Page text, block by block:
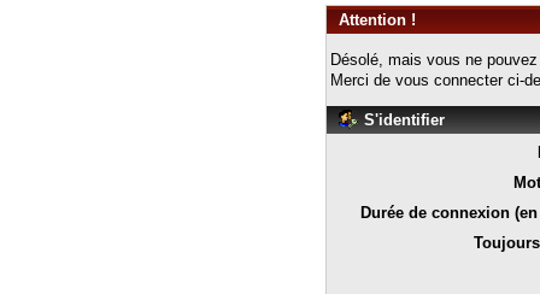
Attention !
Désolé, mais vous ne
Merci de vous connecter ci-
S'identifier
Durée de connexion